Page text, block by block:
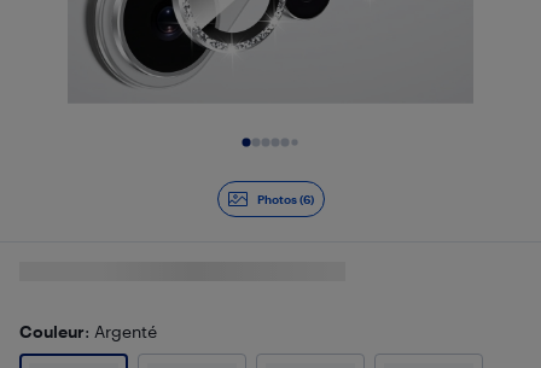
Photos (6)
Couleur: Argenté